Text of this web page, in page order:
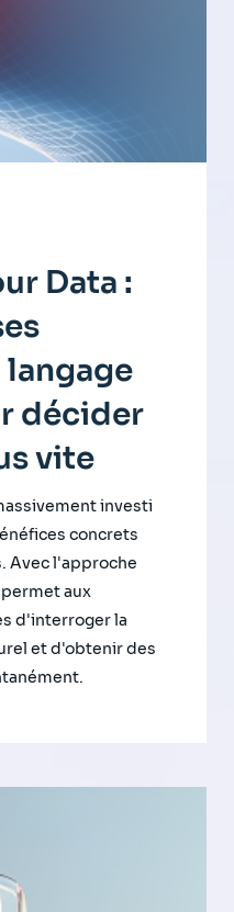
Data :
langage
décider
vite
investi
concrets
Avec l'approche
permet aux
d'interroger la
et d'obtenir des